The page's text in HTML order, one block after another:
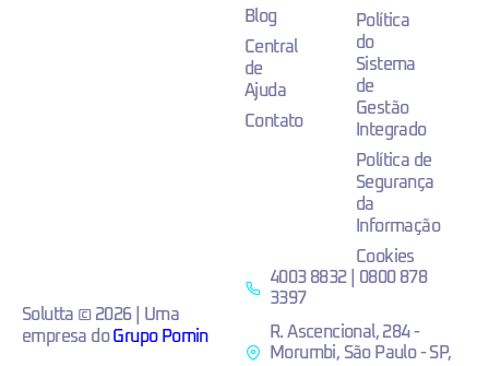
Blog
Central
de
Ajuda
Contato
Política
do
Sistema
de
Gestão
Integrado
Política de
Segurança
da
Informação
Cookies
Solutta © 2026 | Uma
empresa doGrupo Pomin
4003 8832 | 0800 878
3397
R. Ascencional, 284 -
Morumbi, São Paulo - SP,